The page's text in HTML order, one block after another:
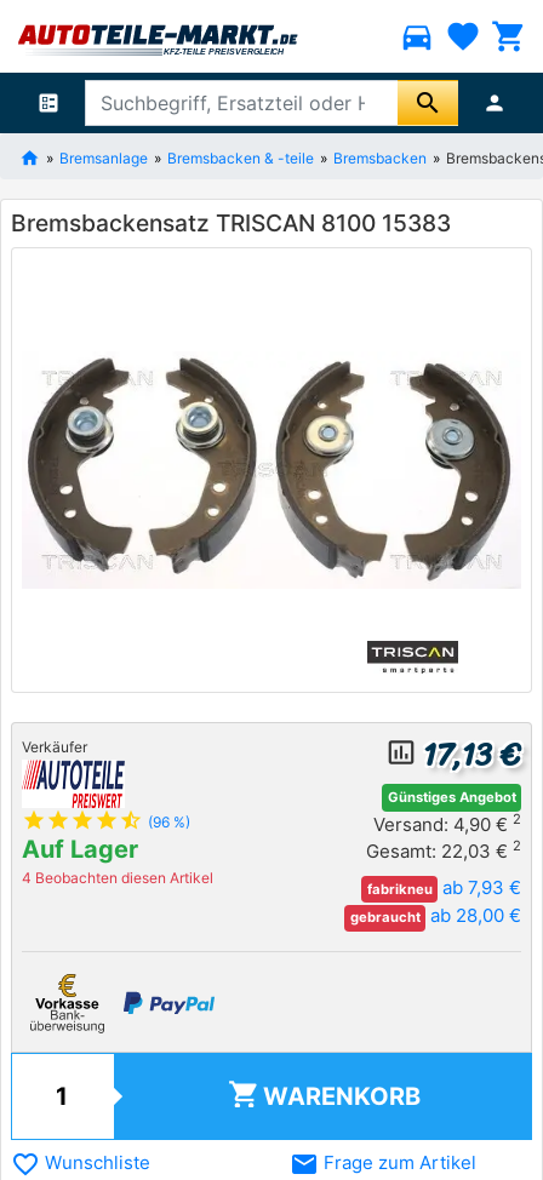
directions_car favorite shopping_cart
ballot search person
Bremsanlage Bremsbacken & -teile Bremsbacken
Bremsbackensatz TRISCAN 8100 15383
Verkäufer
star star star star star_half (96 %)
Auf Lager
4 Beobachten diesen Artikel
insert_chart_outlined 17,13 €
Günstiges Angebot
Versand: 4,90 € 2
Gesamt: 22,03 € 2
fabrikneu ab 7,93 €
gebraucht ab 28,00 €
shopping_cart WARENKORB
favorite_border Wunschliste email Frage zum Artikel